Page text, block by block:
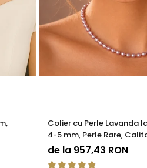
cercei cu perle din
Colier cu Perle Lavanda
4-5 mm, Perle Rare,
| KASKADDA®
de la 957,43 RON